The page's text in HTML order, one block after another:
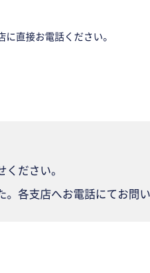
直接お電話ください。
ださい。
各支店へお電話にてお問い